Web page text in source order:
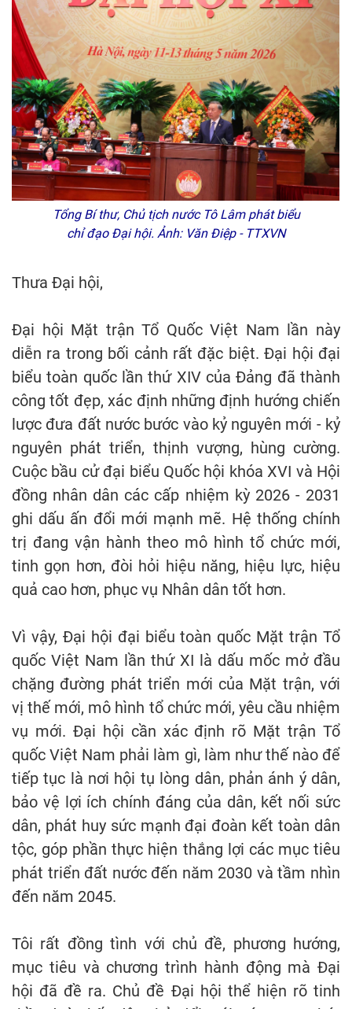
Tổng Bí thư, Chủ tịch nước Tô Lâm phát biểu
chỉ đạo Đại hội. Ảnh: Văn Điệp - TTXVN
Thưa Đại hội,
Đại hội Mặt trận Tổ Quốc Việt Nam lần này
diễn ra trong bối cảnh rất đặc biệt. Đại hội đại
biểu toàn quốc lần thứ XIV của Đảng đã thành
công tốt đẹp, xác định những định hướng chiến
lược đưa đất nước bước vào kỷ nguyên mới - kỷ
nguyên phát triển, thịnh vượng, hùng cường.
Cuộc bầu cử đại biểu Quốc hội khóa XVI và Hội
đồng nhân dân các cấp nhiệm kỳ 2026 - 2031
ghi dấu ấn đổi mới mạnh mẽ. Hệ thống chính
trị đang vận hành theo mô hình tổ chức mới,
tinh gọn hơn, đòi hỏi hiệu năng, hiệu lực, hiệu
quả cao hơn, phục vụ Nhân dân tốt hơn.
Vì vậy, Đại hội đại biểu toàn quốc Mặt trận Tổ
quốc Việt Nam lần thứ XI là dấu mốc mở đầu
chặng đường phát triển mới của Mặt trận, với
vị thế mới, mô hình tổ chức mới, yêu cầu nhiệm
vụ mới. Đại hội cần xác định rõ Mặt trận Tổ
quốc Việt Nam phải làm gì, làm như thế nào để
tiếp tục là nơi hội tụ lòng dân, phản ánh ý dân,
bảo vệ lợi ích chính đáng của dân, kết nối sức
dân, phát huy sức mạnh đại đoàn kết toàn dân
tộc, góp phần thực hiện thắng lợi các mục tiêu
phát triển đất nước đến năm 2030 và tầm nhìn
đến năm 2045.
Tôi rất đồng tình với chủ đề, phương hướng,
mục tiêu và chương trình hành động mà Đại
hội đã đề ra. Chủ đề Đại hội thể hiện rõ tinh